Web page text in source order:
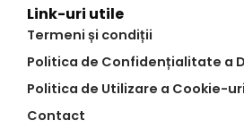
Link-uri utile
Termeni și condiții
Politica de Confidențialitate a
Politica de Utilizare a Cookie-
Contact